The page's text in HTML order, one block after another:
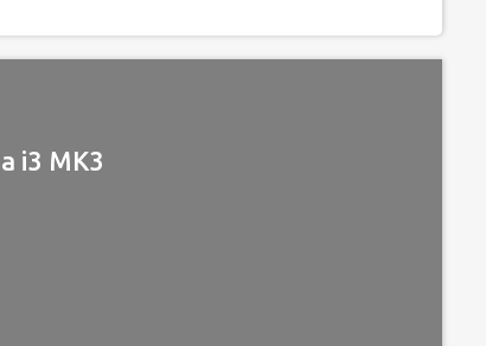
i3 MK3